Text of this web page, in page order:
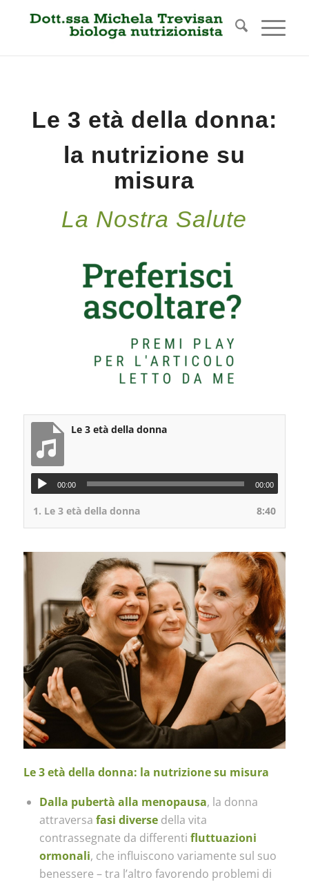
Le 3 età della donna:
la nutrizione su
misura
La Nostra Salute
Le 3 età della donna
00:00 00:00
1. Le 3 età della donna 8:40
Le 3 età della donna: la nutrizione su misura
Dalla pubertà alla menopausa, la donna
attraversa fasi diversedella vita
contrassegnate da differenti fluttuazioni
ormonali, che influiscono variamente sul suo
benessere – tra l’altro favorendo problemi di